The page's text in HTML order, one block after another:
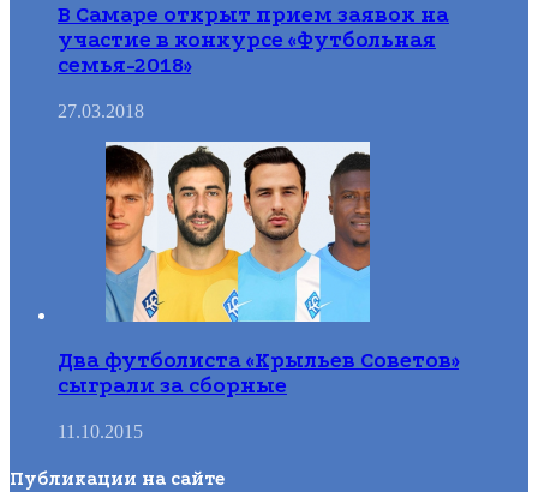
В Самаре открыт прием заявок на
участие в конкурсе «Футбольная
семья-2018»
27.03.2018
Два футболиста «Крыльев Советов»
сыграли за сборные
11.10.2015
Публикации на сайте